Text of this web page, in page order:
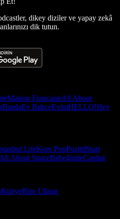
dikey diziler ve yapay zekâ
dik tutun.
Maison FrançaiseAll About
BurdaEv BahçeEvimHELLO!Hey
LifeKore PopPozitifStart
All About SpaceBebeğimleCapital
KünyeBize Ulaşın